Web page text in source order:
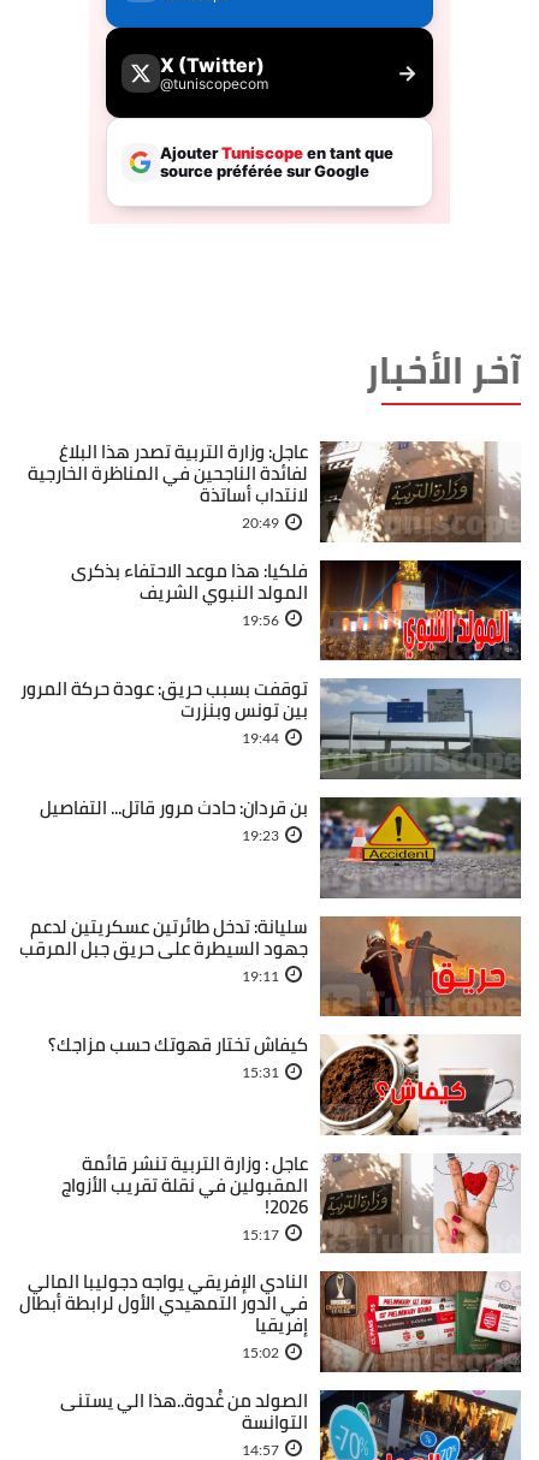
آخر الأخبار
عاجل: وزارة التربية تصدر هذا البلاغ
لفائدة الناجحين في المناظرة الخارجية
لانتداب أساتذة
20:49
فلكيا: هذا موعد الاحتفاء بذكرى
المولد النبوي الشريف
19:56
توقفت بسبب حريق: عودة حركة المرور
بين تونس وبنزرت
19:44
بن قردان: حادث مرور قاتل... التفاصيل
19:23
سليانة: تدخل طائرتين عسكريتين لدعم
جهود السيطرة على حريق جبل المرقب
19:11
كيفاش تختار قهوتك حسب مزاجك؟
15:31
عاجل : وزارة التربية تنشر قائمة
المقبولين في نقلة تقريب الأزواج
2026!
15:17
النادي الإفريقي يواجه دجوليبا المالي
في الدور التمهيدي الأول لرابطة أبطال
إفريقيا
15:02
الصولد من غُدوة..هذا الي يستنى
التوانسة
14:57